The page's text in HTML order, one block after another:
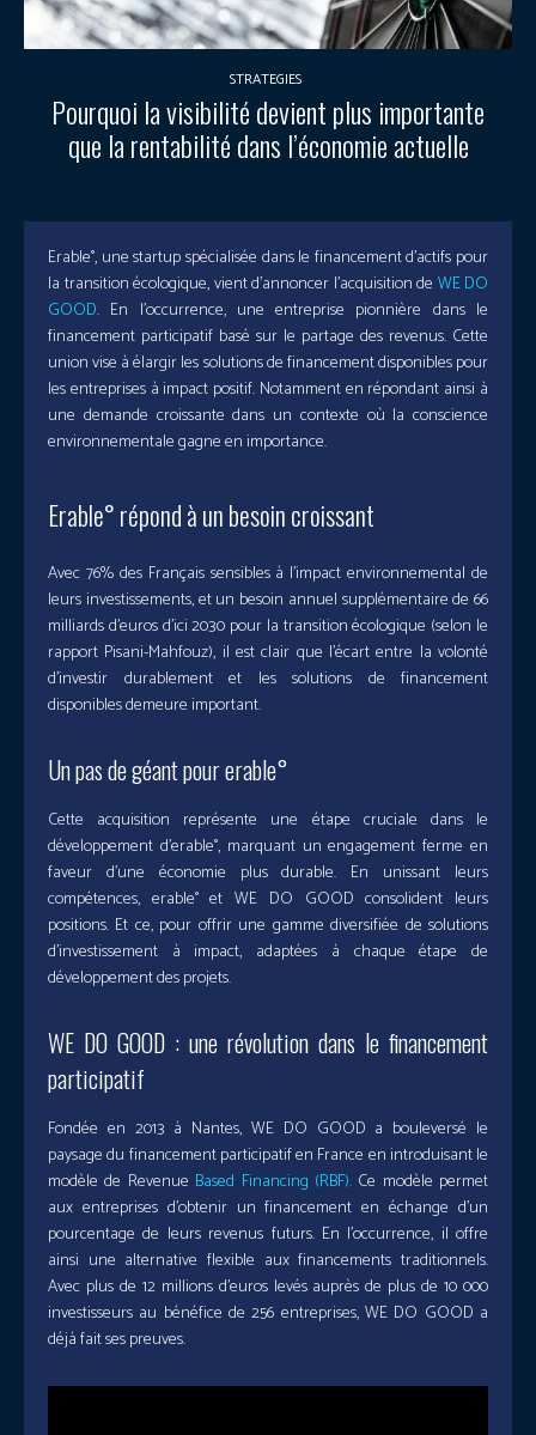
STRATEGIES
Pourquoi la visibilité devient plus importante
que la rentabilité dans l’économie actuelle
Erable°, une startup spécialisée dans le financement d’actifs pour
la transition écologique, vient d’annoncer l’acquisition de WE DO
GOOD. En l’occurrence, une entreprise pionnière dans le
financement participatif basé sur le partage des revenus. Cette
union vise à élargir les solutions de financement disponibles pour
les entreprises à impact positif. Notamment en répondant ainsi à
une demande croissante dans un contexte où la conscience
environnementale gagne en importance.
Erable° répond à un besoin croissant
Avec 76% des Français sensibles à l’impact environnemental de
leurs investissements, et un besoin annuel supplémentaire de 66
milliards d’euros d’ici 2030 pour la transition écologique (selon le
rapport Pisani-Mahfouz), il est clair que l’écart entre la volonté
d’investir durablement et les solutions de financement
disponibles demeure important.
Un pas de géant pour erable°
Cette acquisition représente une étape cruciale dans le
développement d’erable°, marquant un engagement ferme en
faveur d’une économie plus durable. En unissant leurs
compétences, erable° et WE DO GOOD consolident leurs
positions. Et ce, pour offrir une gamme diversifiée de solutions
d’investissement à impact, adaptées à chaque étape de
développement des projets.
WE DO GOOD : une révolution dans le financement
participatif
Fondée en 2013 à Nantes, WE DO GOOD a bouleversé le
paysage du financement participatif en France en introduisant le
modèle de Revenue Based Financing (RBF).Ce modèle permet
aux entreprises d’obtenir un financement en échange d’un
pourcentage de leurs revenus futurs. En l’occurrence, il offre
ainsi une alternative flexible aux financements traditionnels.
Avec plus de 12 millions d’euros levés auprès de plus de 10 000
investisseurs au bénéfice de 256 entreprises, WE DO GOOD a
déjà fait ses preuves.